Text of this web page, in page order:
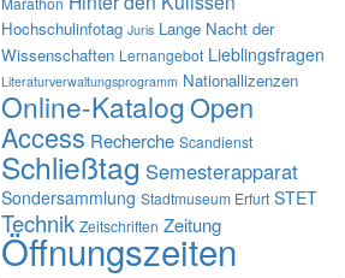
Hochschulinfotag Juris Lange Nacht der
Wissenschaften Lernangebot Lieblingsfragen
Literaturverwaltungsprogramm Nationallizenzen
Online-KatalogOpen
Access Recherche Scandienst
Schließtag Semesterapparat
Sondersammlung Stadtmuseum Erfurt STET
Technik Zeitschriften Zeitung
Öffnungszeiten